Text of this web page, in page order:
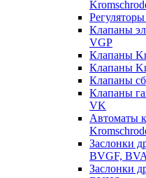
Клапаны
VGP
Клапаны
Клапаны
Клапаны
Клапаны
VK
Автоматы
Заслонки
BVGF,
Заслонки